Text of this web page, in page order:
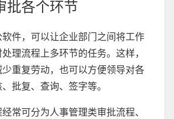
批各个环节
件，可以让企业部门之间将工作
理流程上多环节的任务。这样，
重复劳动，也可以方便领导对各
批复、查询、签字等。
常可分为人事管理类审批流程、